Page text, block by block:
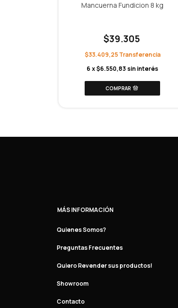
Mancuerna Fundicion 8 kg
$39.305
$33.409,25
6 x$6.550,83 sin interés
MÁS INFORMACIÓN
Quienes Somos?
Preguntas Frecuentes
Quiero Revender sus productos!
Showroom
Contacto